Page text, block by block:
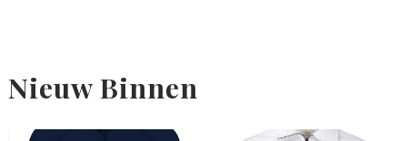
Nieuw Binnen